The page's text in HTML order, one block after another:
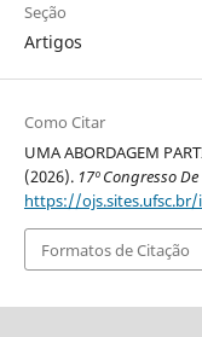
Seção
Artigos
Como Citar
UMA ABORDAGEM
(2026). 17º Congresso
https://
Formatos de Citação